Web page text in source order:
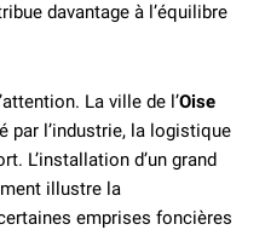
davantage à l’équilibre
La ville de l’Oise
par l’industrie, la logistique
L’installation d’un grand
illustre la
emprises foncières